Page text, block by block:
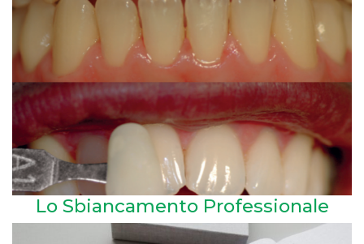
Lo Sbiancamento Professionale